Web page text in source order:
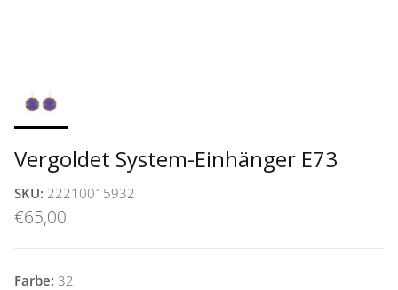
Vergoldet System-Einhänger E73
SKU: 22210015932
€65,00
Farbe: 32